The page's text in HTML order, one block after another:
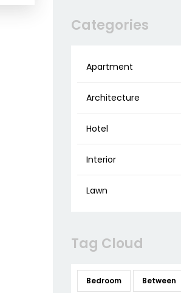
Categories
Apartment
Architecture
Hotel
Interior
Lawn
Tag Cloud
Bedroom Between